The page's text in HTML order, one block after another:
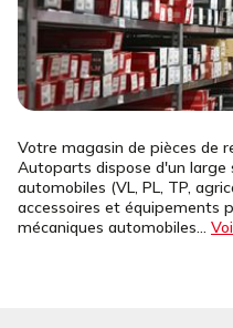
Votre magasin de pièces de
Autoparts dispose d'un large
automobiles (VL, PL, TP,
accessoires et équipements
mécaniques automobiles...